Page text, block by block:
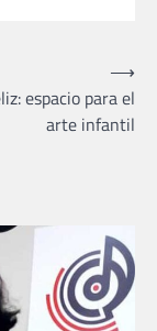
espacio para el
arte infantil
⟶